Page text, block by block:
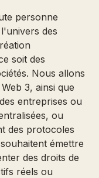
personne
des
soit des
Nous allons
3, ainsi que
entreprises ou
ou
des protocoles
émettre
des droits de
réels ou